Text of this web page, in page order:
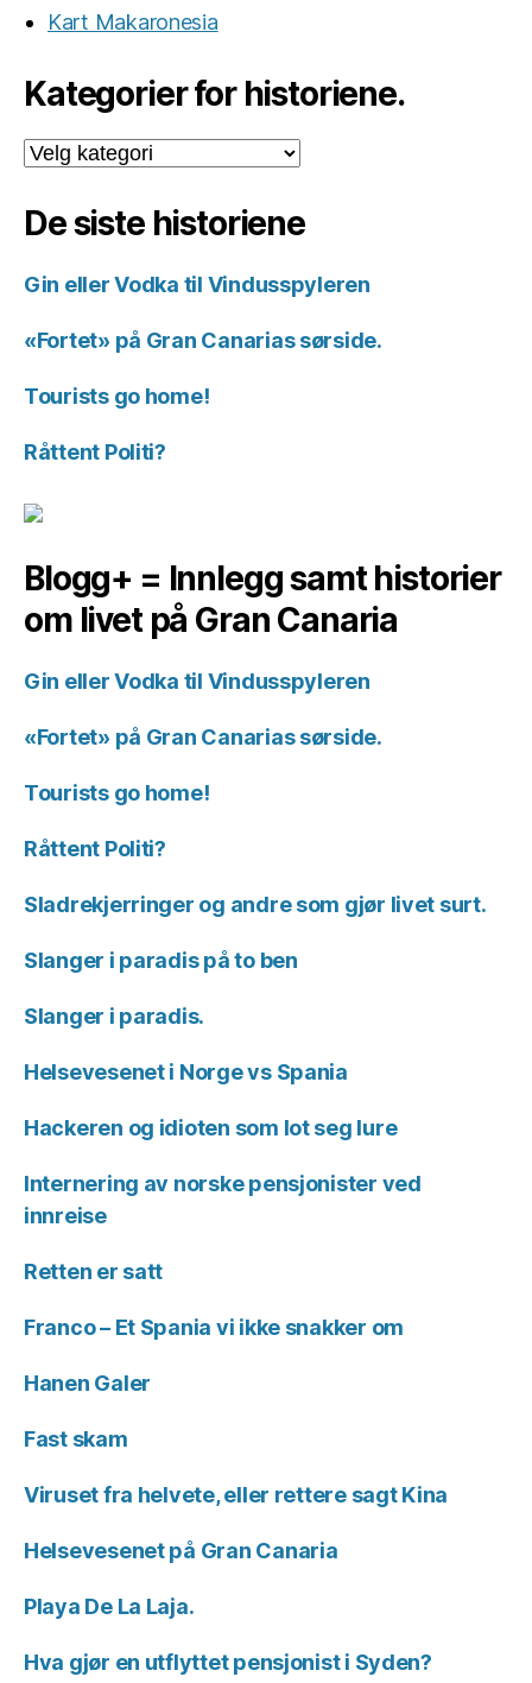
Kart Makaronesia
Kategorier for historiene.
Kategorier
for
De siste historiene
Gin eller Vodka til Vindusspyleren
«Fortet» på Gran Canarias sørside.
Tourists go home!
Råttent Politi?
Blogg+ = Innlegg samt historier
om livet på Gran Canaria
Gin eller Vodka til Vindusspyleren
«Fortet» på Gran Canarias sørside.
Tourists go home!
Råttent Politi?
Sladrekjerringer og andre som gjør livet surt.
Slanger i paradis på to ben
Slanger i paradis.
Helsevesenet i Norge vs Spania
Hackeren og idioten som lot seg lure
Internering av norske pensjonister ved
innreise
Retten er satt
Franco – Et Spania vi ikke snakker om
Hanen Galer
Fast skam
Viruset fra helvete, eller rettere sagt Kina
Helsevesenet på Gran Canaria
Playa De La Laja.
Hva gjør en utflyttet pensjonist i Syden?